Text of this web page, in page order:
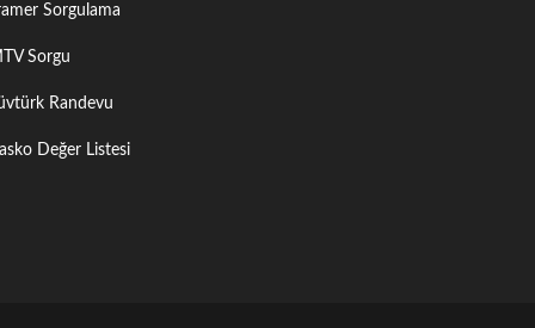
Sorgulama
Sorgu
Randevu
Değer Listesi